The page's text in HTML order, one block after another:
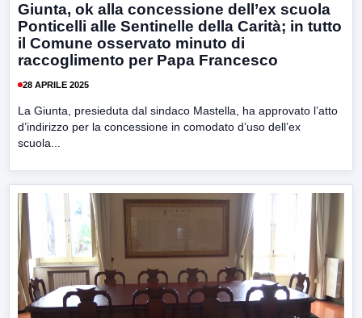
Giunta, ok alla concessione dell’ex scuola
Ponticelli alle Sentinelle della Carità; in tutto
il Comune osservato minuto di
raccoglimento per Papa Francesco
28 APRILE 2025
La Giunta, presieduta dal sindaco Mastella, ha approvato l’atto
d’indirizzo per la concessione in comodato d’uso dell’ex
scuola...